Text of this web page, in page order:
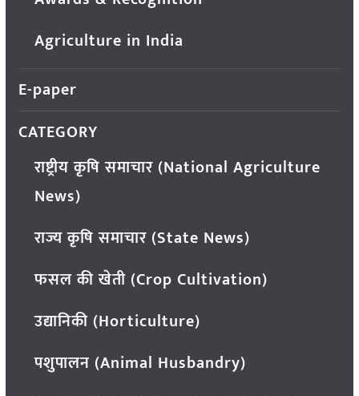
Agriculture in India
E-paper
CATEGORY
राष्ट्रीय कृषि समाचार (National Agriculture
News)
राज्य कृषि समाचार (State News)
फसल की खेती (Crop Cultivation)
उद्यानिकी (Horticulture)
पशुपालन (Animal Husbandry)